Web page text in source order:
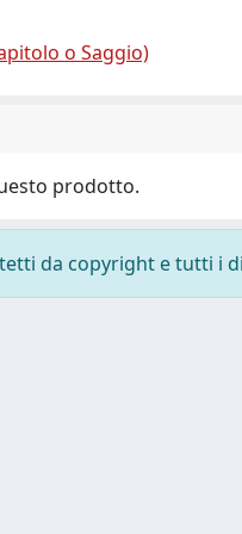
o Saggio)
prodotto.
da copyright e tutti i